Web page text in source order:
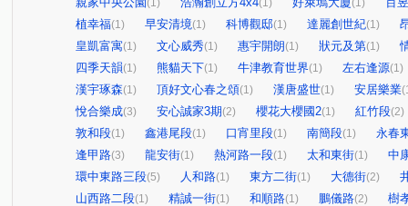
(1) (1) (1)
植幸福(1) 早安清境(1) 科博觀邸(1) 達麗創世紀(1)
皇凱富寓(1) 文心威秀(1) 惠宇開朗(1) 狀元及第(1)
四季天韻(1) 熊貓天下(1) 牛津教育世界(1) 左右逢源(1)
漢宇琢森(1) 頂好文心春之頌(1) 漢唐盛世(1) 安居樂業
悅合樂成(3) 安心誠家3期(2) 櫻花大櫻國2(1) 紅竹段(2)
敦和段(1) 鑫港尾段(1) 口宵里段(1) 南簡段(1)
永春
逢甲路(3) 龍安街(1) 熱河路一段(1) 太和東街(1)
中
環中東路三段(5) 人和路(1) 東方二街(1) 大德街(2)
山西路二段(1) 精誠一街(1) 和順路(1) 鵬儀路(2)
樹